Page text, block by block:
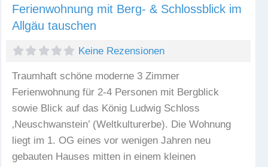
Ferienwohnung mit Berg- & Schlossblick im
Allgäu tauschen
Keine Rezensionen
Traumhaft schöne moderne 3 Zimmer
Ferienwohnung für 2-4 Personen mit Bergblick
sowie Blick auf das König Ludwig Schloss
‚Neuschwanstein’ (Weltkulturerbe). Die Wohnung
liegt im 1. OG eines vor wenigen Jahren neu
gebauten Hauses mitten in einem kleinen